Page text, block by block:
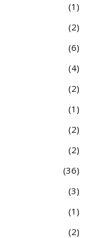
1
2
6
4
2
1
2
2
36
3
1
2